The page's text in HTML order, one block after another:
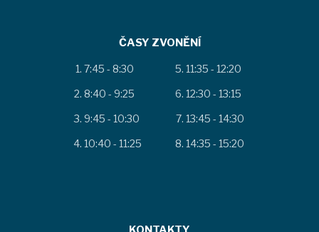
ČASY ZVONĚNÍ
7:45 - 8:30
8:40 - 9:25
9:45 - 10:30
10:40 - 11:25
11:35 - 12:20
12:30 - 13:15
13:45 - 14:30
14:35 - 15:20